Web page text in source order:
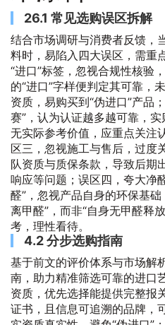
26.1 常见选购误区拆解
结合市场调研与消费者反馈，
料时，易陷入四大误区，需重
“进口”标签，忽视合规性核验
的“进口”字样便判定其可靠，
资质，易购买到“伪进口”产品
赛”，认为认证越多越可靠，
无实际参考价值，应重点关注
区三，忽视施工与售后，过度
队资质与质保条款，导致后期
响应等问题；误区四，夸大净
醛”，忽视产品自身的环保基
离甲醛”，而非“自身无甲醛释
考，理性看待。
4.2 分步选购指南
基于前文的评价体系与市场解
南，助力精准筛选可靠的进口
资质，优先选择能提供完整报
证书，且信息可追溯的品牌，